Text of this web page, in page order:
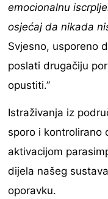
emocionalnu
osjećaj da nikada
Svjesno, usporeno
poslati drugačiju
opustiti.”
Istraživanja iz
sporo i kontrolirano
aktivacijom
dijela našeg
oporavku.